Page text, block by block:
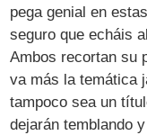
pega genial en
seguro que echáis
Ambos recortan su
va más la temática
tampoco sea un
dejarán temblando